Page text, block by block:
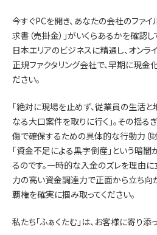
今すぐPCを開き、あなたの会社のファ
求書（売掛金）」がいくらあるかを確認し
日本エリアのビジネスに精通し、オン
正規ファクタリング会社で、早期に現金
ださい。
「絶対に現場を止めず、従業員の生活と
なる大口案件を取りに行く」。その揺る
傷で確保するための具体的な行動力（
「資金不足による黒字倒産」という暗闇
るのです。一時的な入金のズレを理由
力の高い資金調達力で正面から立ち向
覇権を確実に掴み取ってください。
私たち「ふぁくたむ」は、お客様に寄り添